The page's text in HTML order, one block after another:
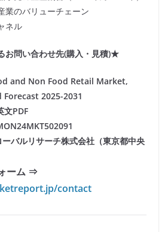
業のバリューチェーン
ネル
お問い合わせ先(購入・見積)★
and Non Food Retail Market,
2025-2031
文PDF
バルリサーチ株式会社（東京都中央
ーム ⇒
contact